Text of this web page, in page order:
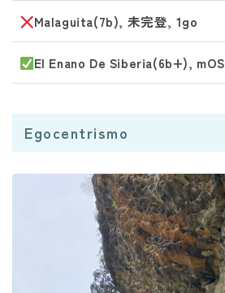
Malaguita(7b), 未完登, 1go
El Enano De Siberia(6b+), mOS
Egocentrismo